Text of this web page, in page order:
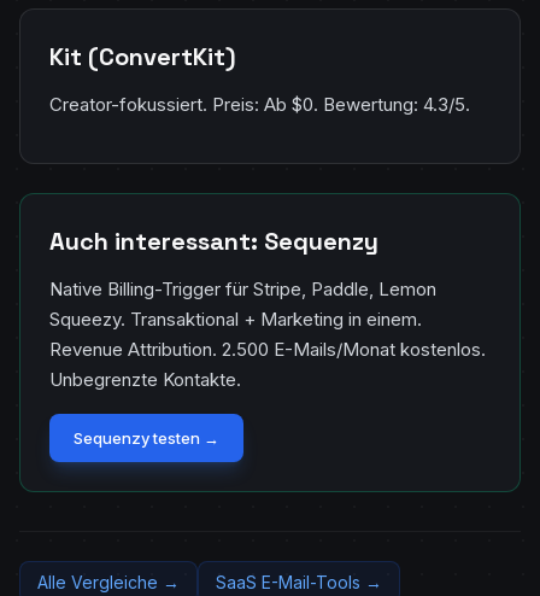
Kit (ConvertKit)
Creator-fokussiert. Preis: Ab $0. Bewertung: 4.3/5.
Auch interessant: Sequenzy
Native Billing-Trigger für Stripe, Paddle, Lemon
Squeezy. Transaktional + Marketing in einem.
Revenue Attribution. 2.500 E-Mails/Monat kostenlos.
Unbegrenzte Kontakte.
Sequenzy testen →
Alle Vergleiche → SaaS E-Mail-Tools →